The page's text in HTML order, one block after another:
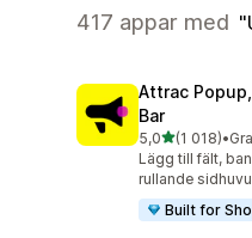
417 appar med
Attrac
Bar
5,0av 5 stjärnor
(1 018)
1018 •
Lägg till fält,
rullande
Built for